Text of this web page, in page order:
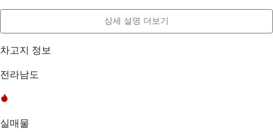
상세 설명 더보기
차고지 정보
전라남도
실매물